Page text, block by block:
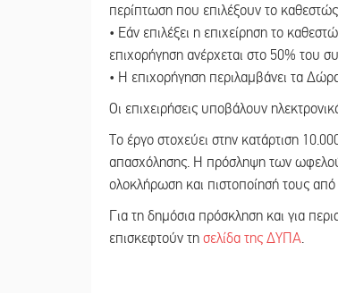
περίπτωση που επιλέξουν το
• Εάν επιλέξει η επιχείρηση το
επιχορήγηση ανέρχεται στο 50% του
• Η επιχορήγηση περιλαμβάνει τα
Οι επιχειρήσεις υποβάλουν
Το έργο στοχεύει στην κατάρτιση
απασχόλησης. Η πρόσληψη των
ολοκλήρωση και πιστοποίησή τους
Για τη δημόσια πρόσκληση και για
επισκεφτούν τη σελίδα της ΔΥΠΑ.